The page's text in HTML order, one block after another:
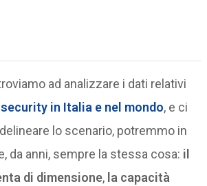
ad analizzare i dati relativi
in Italia e nel mondo, e ci
lo scenario, potremmo in
da anni, sempre la stessa cosa: il
di dimensione, la capacità